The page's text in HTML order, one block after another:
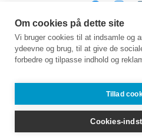
Platform
Hjemmeside
Køb
Sælg
spørgsmål
Om os
Kontakt
Guidebog
Job
Partner
Om cookies på dette site
Vi bruger cookies til at indsamle og
ydeevne og brug, til at give de
forbedre og tilpasse indhold og
Tillad
Cookies-